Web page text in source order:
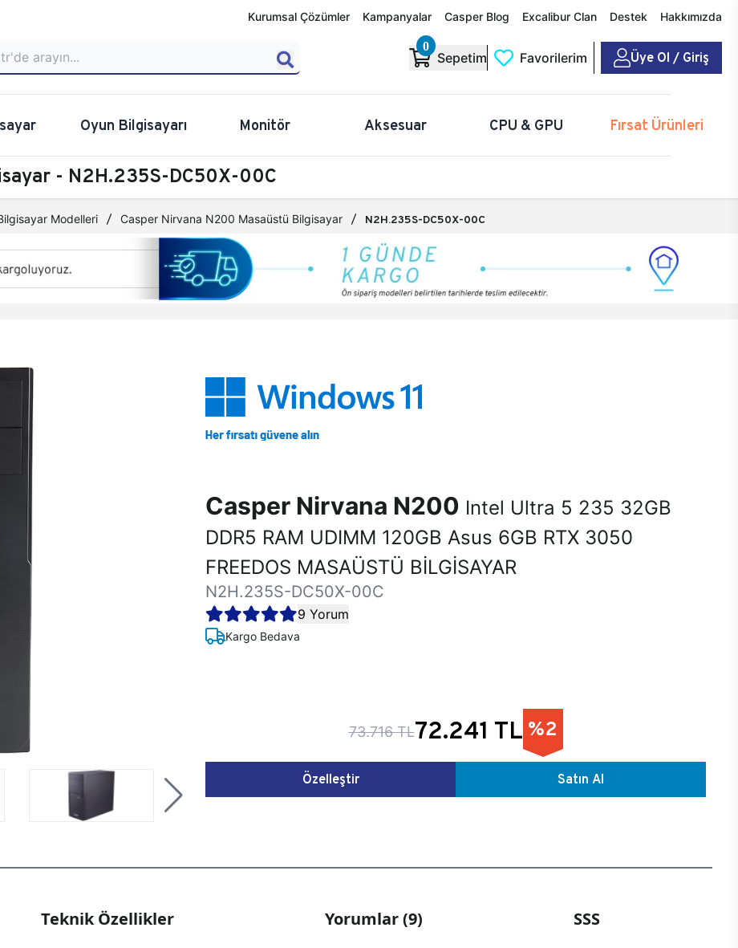
Kurumsal Çözümler Kampanyalar Casper Blog Excalibur Clan Destek Hakkımızda
0
Sepetim Favorilerim Üye Ol / Giriş
Oyun Bilgisayarı Monitör Aksesuar CPU & GPU Fırsat Ürünleri
- N2H.235S-DC50X-00C
Modelleri Casper Nirvana N200 Masaüstü Bilgisayar N2H.235S-DC50X-00C
Casper Nirvana N200 Intel Ultra 5 235 32GB
DDR5 RAM UDIMM 120GB Asus 6GB RTX 3050
FREEDOS MASAÜSTÜ BİLGİSAYAR
N2H.235S-DC50X-00C
9 Yorum
Kargo Bedava
73.716 TL72.241 TL %2
Özelleştir Satın Al
Teknik Özellikler Yorumlar (9) SSS